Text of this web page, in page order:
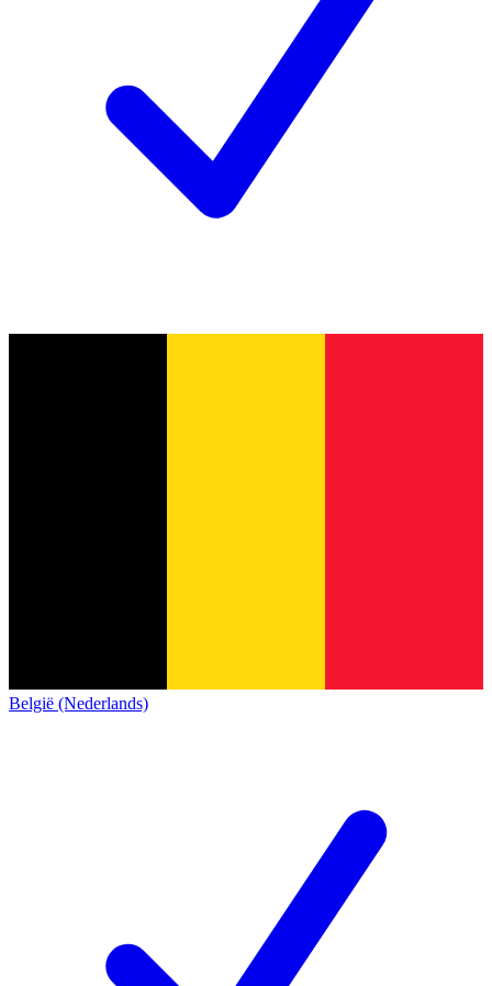
België (Nederlands)